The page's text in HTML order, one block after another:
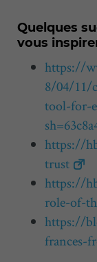
Quelques
vous
https://
8/04/11/
tool-for-
https://
trust
https://
role-of-
https://
frances-